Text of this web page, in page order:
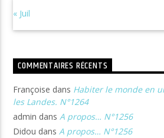
« Juil
COMMENTAIRES RÉCENTS
Françoise dans Habiter le monde en
les Landes. N°1264
admin dansA propos… N°1256
Didou dansA propos… N°1256